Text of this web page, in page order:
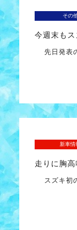
その
今週末も
先日発表
新車情
走りに胸
スズキ初